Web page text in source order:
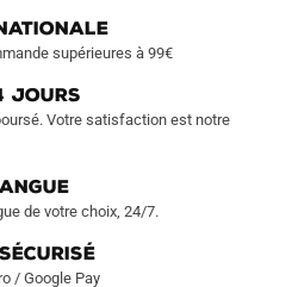
page
supérieures à 99€
JOURS
Votre satisfaction est notre
de votre choix, 24/7.
/ Google Pay